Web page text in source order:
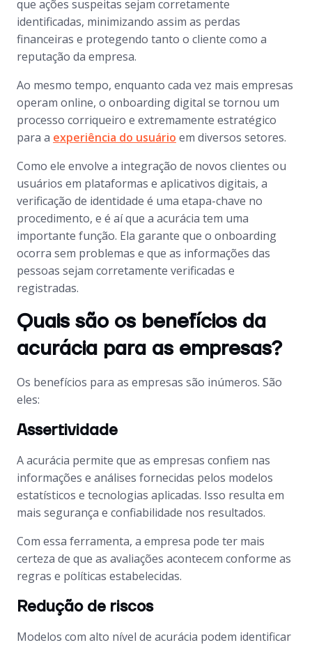
que ações suspeitas sejam corretamente
identificadas, minimizando assim as perdas
financeiras e protegendo tanto o cliente como a
reputação da empresa.
Ao mesmo tempo, enquanto cada vez mais empresas
operam online, o onboardingdigital se tornou um
processo corriqueiro e extremamente estratégico
para a experiência do usuário em diversos setores.
Como ele envolve a integração de novos clientes ou
usuários em plataformas e aplicativos digitais, a
verificação de identidade é uma etapa-chave no
procedimento, e é aí que a acurácia tem uma
importante função. Ela garante que o onboarding
ocorra sem problemas e que as informações das
pessoas sejam corretamente verificadas e
registradas.
Quais são os benefícios da
acurácia para as empresas?
Os benefícios para as empresas são inúmeros. São
eles:
Assertividade
A acurácia permite que as empresas confiem nas
informações e análises fornecidas pelos modelos
estatísticos e tecnologias aplicadas. Isso resulta em
mais segurança e confiabilidade nos resultados.
Com essa ferramenta, a empresa pode ter mais
certeza de que as avaliações acontecem conforme as
regras e políticas estabelecidas.
Redução de riscos
Modelos com alto nível de acurácia podem identificar